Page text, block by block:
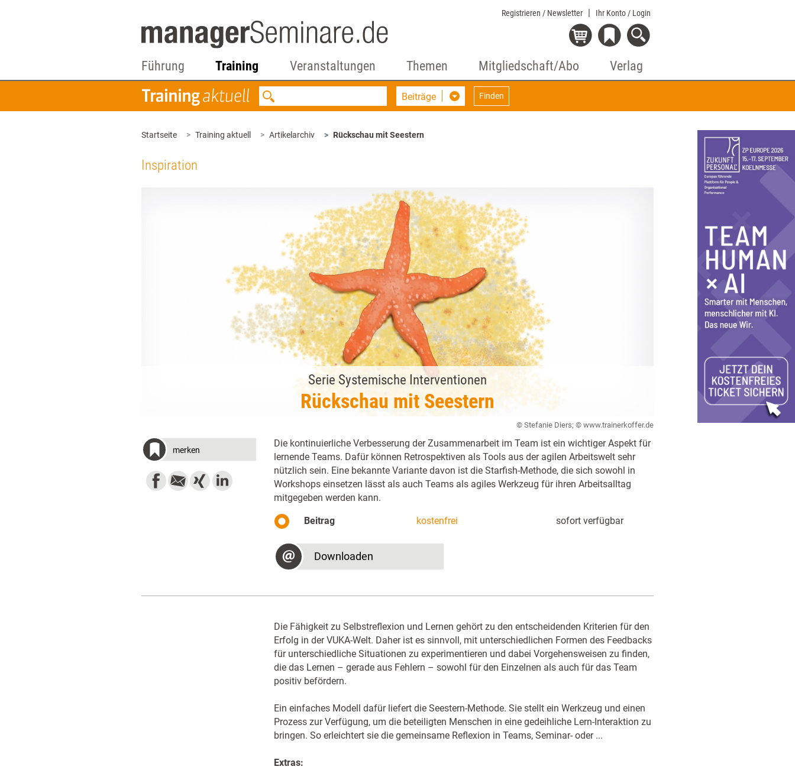
Registrieren / Newsletter Ihr Konto / Login
Führung Training Veranstaltungen Themen Mitgliedschaft/Abo Verlag
Beiträge Finden
Startseite Training aktuell Artikelarchiv Rückschau mit Seestern
Inspiration
Serie Systemische Interventionen
Rückschau mit Seestern
© Stefanie Diers; © www.trainerkoffer.de
merken
Die kontinuierliche Verbesserung der Zusammenarbeit im Team ist ein wichtiger Aspekt für
lernende Teams. Dafür können Retrospektiven als Tools aus der agilen Arbeitswelt sehr
nützlich sein. Eine bekannte Variante davon ist die Starfish-Methode, die sich sowohl in
Workshops einsetzen lässt als auch Teams als agiles Werkzeug für ihren Arbeitsalltag
mitgegeben werden kann.
Beitrag kostenfrei sofort verfügbar
Downloaden
Die Fähigkeit zu Selbstreflexion und Lernen gehört zu den entscheidenden Kriterien für den
Erfolg in der VUKA-Welt. Daher ist es sinnvoll, mit unterschiedlichen Formen des Feedbacks
für unterschiedliche Situationen zu experimentieren und dabei Vorgehensweisen zu finden,
die das Lernen – gerade aus Fehlern – sowohl für den Einzelnen als auch für das Team
positiv befördern.
Ein einfaches Modell dafür liefert die Seestern-Methode. Sie stellt ein Werkzeug und einen
Prozess zur Verfügung, um die beteiligten Menschen in eine gedeihliche Lern-Interaktion zu
bringen. So erleichtert sie die gemeinsame Reflexion in Teams, Seminar- oder ...
Extras: